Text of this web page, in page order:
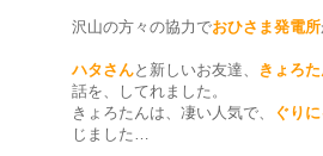
沢山の方々の協力でおひさま発電所
ハタさんと新しいお友達、 きょろ
話を、してれました。
きょろたんは、凄い人気で、
ぐり
じました…